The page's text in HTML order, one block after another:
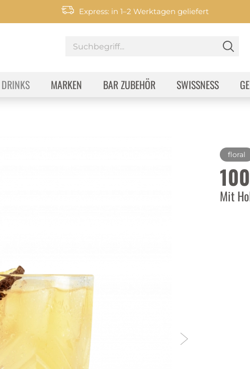
Express: in 1–2 Werktagen geliefert
DRINKS MARKEN BAR ZUBEHÖR SWISSNESS
floral
Mit